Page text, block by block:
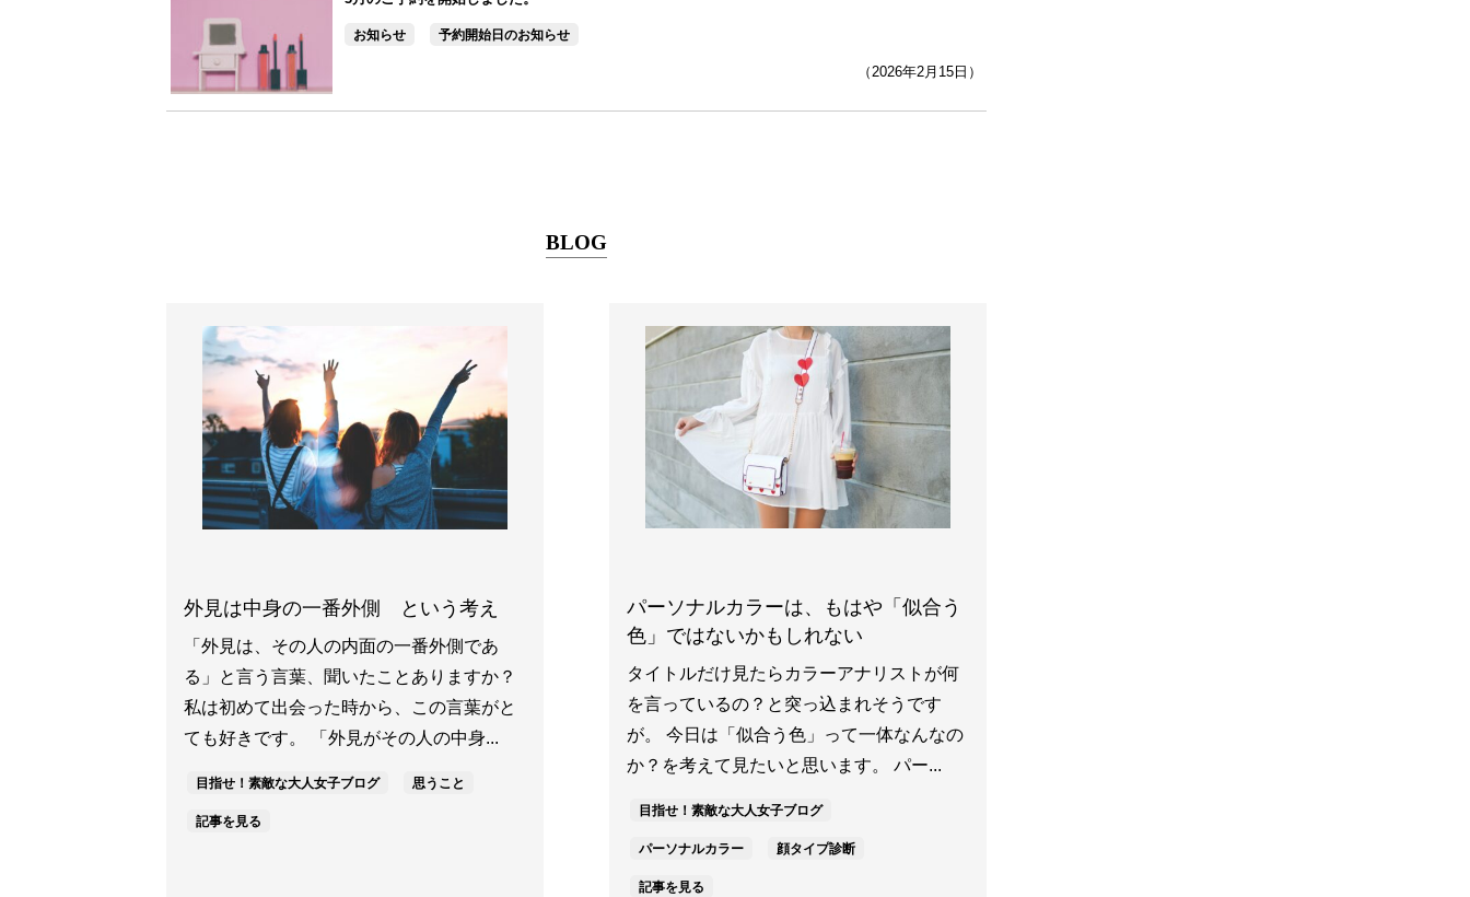
お知らせ 予約開始日のお知らせ
（2026年2月15日）
BLOG
外見は中身の一番外側 という考え
「外見は、その人の内面の一番外側であ
る」と言う言葉、聞いたことありますか？
私は初めて出会った時から、この言葉がと
ても好きです。 「外見がその人の中身...
目指せ！素敵な大人女子ブログ 思うこと
記事を見る
パーソナルカラーは、もはや「似合う
色」ではないかもしれない
タイトルだけ見たらカラーアナリストが何
を言っているの？と突っ込まれそうです
が。 今日は「似合う色」って一体なんなの
か？を考えて見たいと思います。 パー...
目指せ！素敵な大人女子ブログ
パーソナルカラー 顔タイプ診断
記事を見る